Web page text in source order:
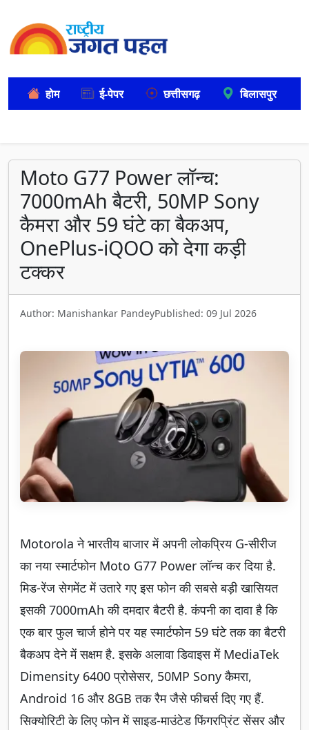
होम ई-पेपर छत्तीसगढ़ बिलासपुर
Moto G77 Power लॉन्च:
7000mAh बैटरी, 50MP Sony
कैमरा और 59 घंटे का बैकअप,
OnePlus-iQOO को देगा कड़ी
टक्कर
Author: Manishankar PandeyPublished: 09 Jul 2026
Motorola ने भारतीय बाजार में अपनी लोकप्रिय G-सीरीज
का नया स्मार्टफोन Moto G77 Power लॉन्च कर दिया है.
मिड-रेंज सेगमेंट में उतारे गए इस फोन की सबसे बड़ी खासियत
इसकी 7000mAh की दमदार बैटरी है. कंपनी का दावा है कि
एक बार फुल चार्ज होने पर यह स्मार्टफोन 59 घंटे तक का बैटरी
बैकअप देने में सक्षम है. इसके अलावा डिवाइस में MediaTek
Dimensity 6400 प्रोसेसर, 50MP Sony कैमरा,
Android 16 और 8GB तक रैम जैसे फीचर्स दिए गए हैं.
सिक्योरिटी के लिए फोन में साइड-माउंटेड फिंगरप्रिंट सेंसर और